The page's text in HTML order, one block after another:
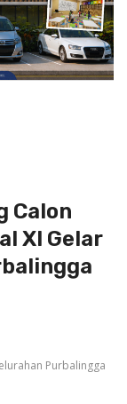
Calon
XI Gelar
Purbalingga